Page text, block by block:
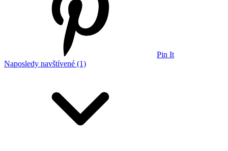
Pin It
Naposledy navštívené (1)